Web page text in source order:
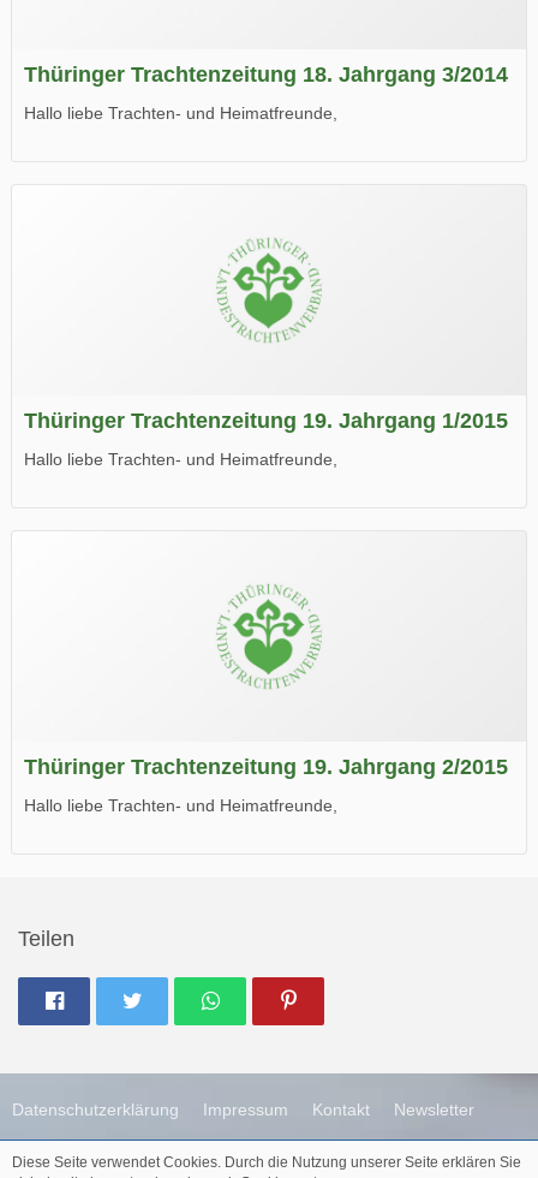
Thüringer Trachtenzeitung 18. Jahrgang 3/2014
Hallo liebe Trachten- und Heimatfreunde,
Wir wünschen Euch viel Spaß beim Lesen.
Thüringer Trachtenzeitung 19. Jahrgang 1/2015
Hallo liebe Trachten- und Heimatfreunde,
Wir wünschen Euch viel Spaß beim Lesen.
Thüringer Trachtenzeitung 19. Jahrgang 2/2015
Hallo liebe Trachten- und Heimatfreunde,
Teilen
Datenschutzerklärung Impressum Kontakt Newsletter
Diese Seite verwendet Cookies. Durch die Nutzung unserer Seite erklären Sie